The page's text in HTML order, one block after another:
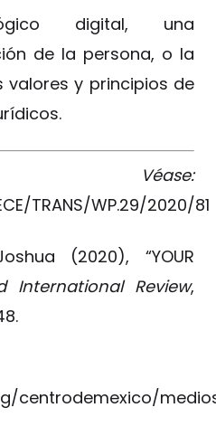
digital, una
de la persona, o la
valores y principios de
TRANS/WP.29/2020/81
(2020), “YOUR
International Review,
centrodemexico/